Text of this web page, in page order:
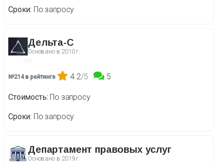
Сроки По запросу
Дельта-С
Основано в 2010 г.
№214 в рейтинге 4.2/5 5
Стоимость По запросу
Сроки По запросу
Департамент правовых услуг
Основано в 2019 г.